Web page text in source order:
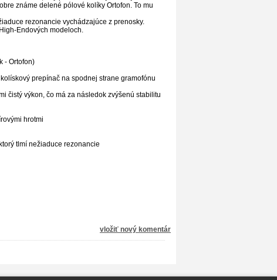
známe delené pólové kolíky Ortofon. To mu
rezonancie vychádzajúce z prenosky.
Endových modeloch.
- Ortofon)
prepínač na spodnej strane gramofónu
čistý výkon, čo má za následok zvýšenú stabilitu
hrotmi
tlmí nežiaduce rezonancie
vložiť nový komentár